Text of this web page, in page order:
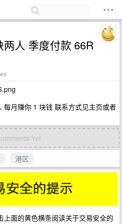
人 季度付款 66R
月赚你 1 块钱 联系方式见主页或者
Yet
港区
面的黄色横条阅读关于交易安全的